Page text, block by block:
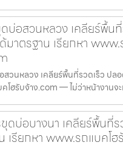
บ่อสวนหลวง เคลียร์พื้นที่
มาตรฐาน เรียกหา
วนหลวง เคลียร์พื้นที่รวดเร็ว ปล
โฮรับจ้าง.com — ไม่ว่าหน้างานจ
ดบ่อบางนา เคลียร์พื้นที่
เรียกหา www.รถแบคโ